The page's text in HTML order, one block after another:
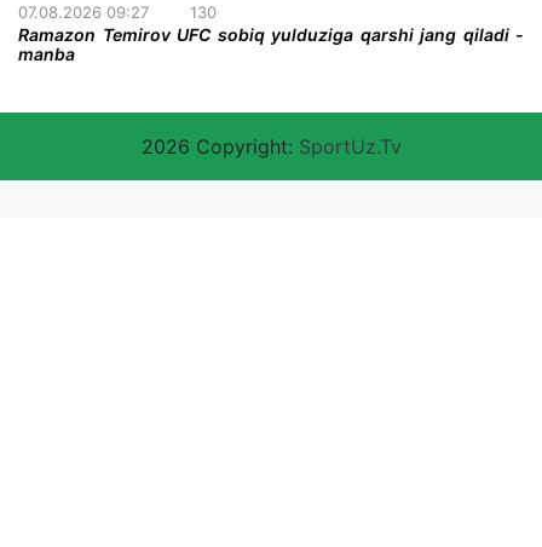
07.08.2026 09:27 130
Ramazon Temirov UFC sobiq yulduziga qarshi jang qiladi -
manba
2026 Copyright: SportUz.Tv